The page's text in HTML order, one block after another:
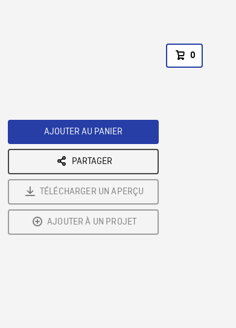
0
AJOUTER AU PANIER
PARTAGER
TÉLÉCHARGER UN APERÇU
AJOUTER À UN PROJET